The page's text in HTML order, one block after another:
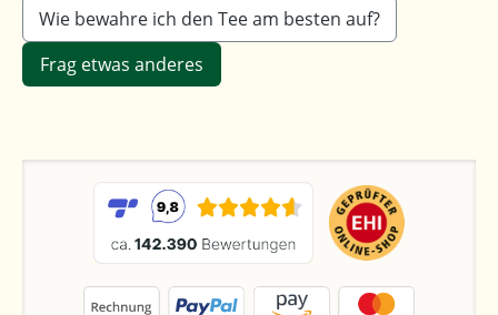
Wie bewahre ich den Tee am besten auf?
Frag etwas anderes